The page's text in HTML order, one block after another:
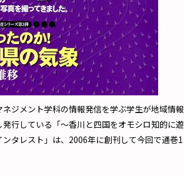
ジメント学科の情報発信を学ぶ学生が地域情報
行している「～香川と四国をオモシロ知的に遊
タレスト」は、2006年に創刊して今回で通巻1